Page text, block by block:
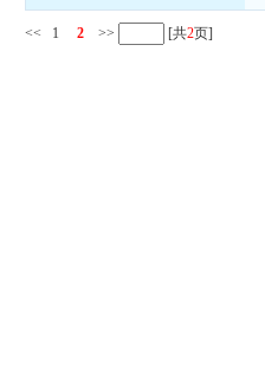
<< 1 2 >> [共2页]